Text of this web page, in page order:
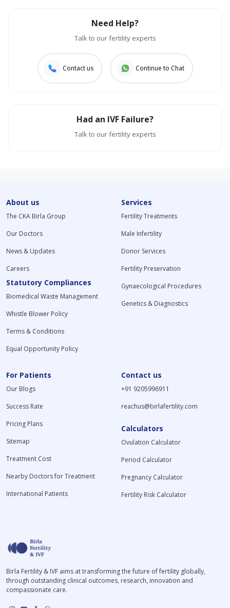
Need Help?
Talk to our fertility experts
Contact us Continue to Chat
Had an IVF Failure?
Talk to our fertility experts
About us
The CKA Birla Group
Our Doctors
News & Updates
Careers
Statutory Compliances
Biomedical Waste Management
Whistle Blower Policy
Terms & Conditions
Equal Opportunity Policy
Services
Fertility Treatments
Male Infertility
Donor Services
Fertility Preservation
Gynaecological Procedures
Genetics & Diagnostics
For Patients
Our Blogs
Success Rate
Pricing Plans
Sitemap
Treatment Cost
Nearby Doctors for Treatment
International Patients
Contact us
+91 9205996911
reachus@birlafertility.com
Calculators
Ovulation Calculator
Period Calculator
Pregnancy Calculator
Fertility Risk Calculator
Birla Fertility & IVF aims at transforming the future of fertility globally,
through outstanding clinical outcomes, research, innovation and
compassionate care.